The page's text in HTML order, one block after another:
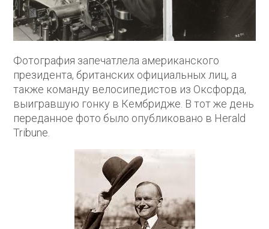
Фотография запечатлела американского
президента, британских официальных лиц, а
также команду велосипедистов из Оксфорда,
выигравшую гонку в Кембридже. В тот же день
переданное фото было опубликовано в Herald
Tribune.